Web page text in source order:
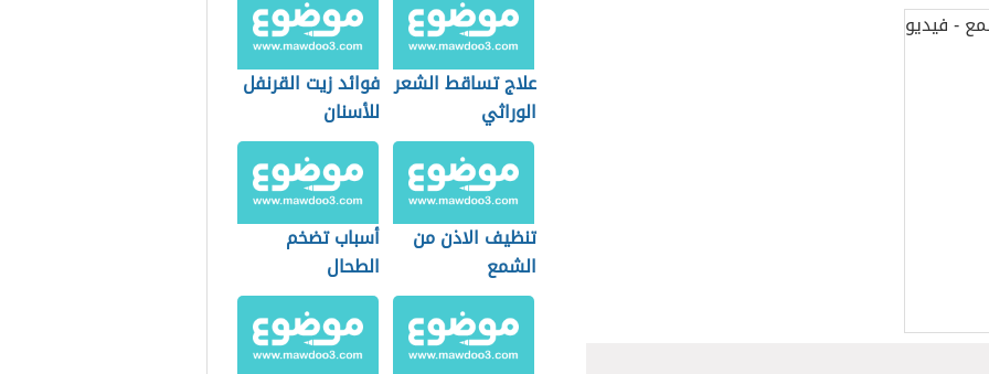
علاج تساقط الشعر
الوراثي
فوائد زيت القرنفل
للأسنان
تنظيف الاذن من
الشمع
أسباب تضخم
الطحال